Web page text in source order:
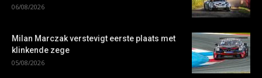
06/08/2026
Milan Marczak verstevigt eerste plaats met
klinkende zege
05/08/2026